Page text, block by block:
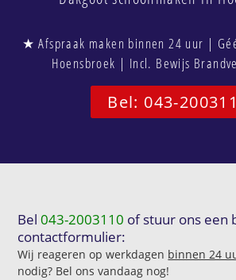
★ Afspraak maken binnen 24 uur |
Hoensbroek | Incl. Bewijs
Bel: 043-
Bel043-2003110 of stuur ons een
contactformulier:
Wij reageren op werkdagen binnen 24
nodig? Bel ons vandaag nog!